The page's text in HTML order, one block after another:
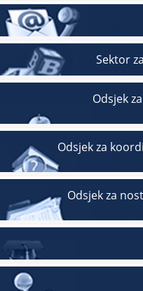
Sektor
Odsjek
Odsjek za
Odsjek za